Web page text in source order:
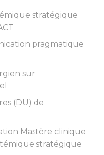
stratégique
pragmatique
sur
(DU) de
Mastère clinique
stratégique